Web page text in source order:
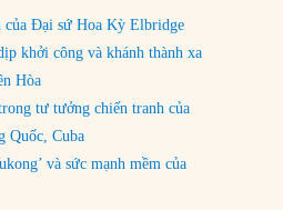
của Đại sứ Hoa Kỳ Elbridge
khởi công và khánh thành xa
Hòa
tư tưởng chiến tranh của
Quốc, Cuba
và sức mạnh mềm của